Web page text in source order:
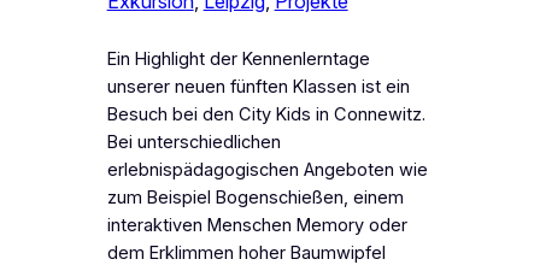
Ein Highlight der Kennenlerntage
unserer neuen fünften Klassen ist ein
Besuch bei den City Kids in Connewitz.
Bei unterschiedlichen
erlebnispädagogischen Angeboten wie
zum Beispiel Bogenschießen, einem
interaktiven Menschen Memory oder
dem Erklimmen hoher Baumwipfel